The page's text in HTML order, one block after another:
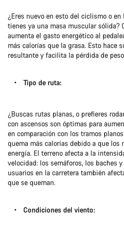
¿Eres nuevo en esto del ciclismo o
tienes ya una masa muscular sólida?
aumenta el gasto energético al
más calorías que la grasa. Esto hace
resultante y facilita la pérdida de
Tipo de ruta:
¿Buscas rutas planas, o prefieres
con ascensos son óptimas para
en comparación con los tramos
quema más calorías debido a que los
energía. El terreno afecta a la
velocidad: los semáforos, los baches
usuarios en la carretera también
que se queman.
Condiciones del viento: